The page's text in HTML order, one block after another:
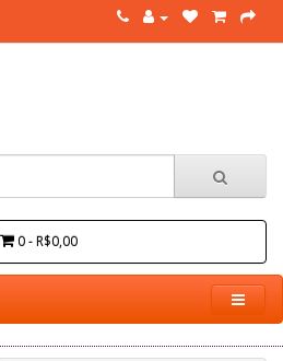
0 - R$0,00